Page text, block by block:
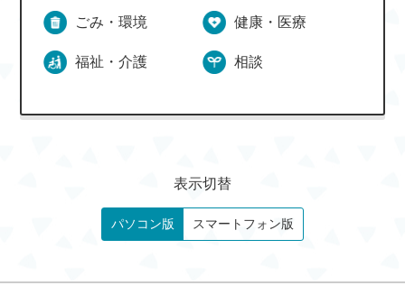
ごみ・環境 健康・医療
福祉・介護 相談
表示切替
パソコン版 スマートフォン版